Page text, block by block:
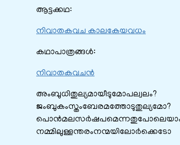
ആട്ടക്കഥ:
നിവാതകവച കാലകേയവധം
കഥാപാത്രങ്ങൾ:
നിവാതകവചൻ
അംബുധിതുല്യമായീടുമോപല്വലം?
ജംബുകംസ്തംബേരമത്തോടുതുല്യമോ?
നമ്മിലുള്ളന്തരംനന്മയിലോർക്കെടോ